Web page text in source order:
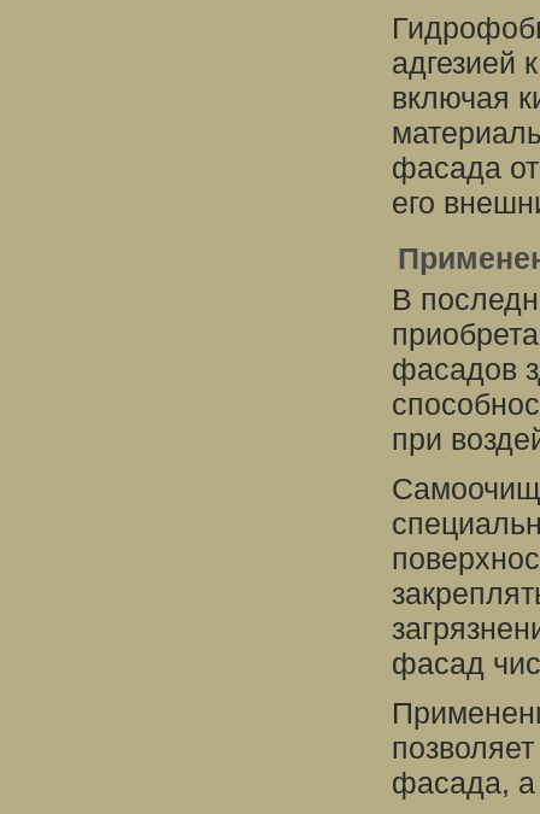
адгезией
включая
фасада
его
В
фасадов
при
фасад
фасада, а